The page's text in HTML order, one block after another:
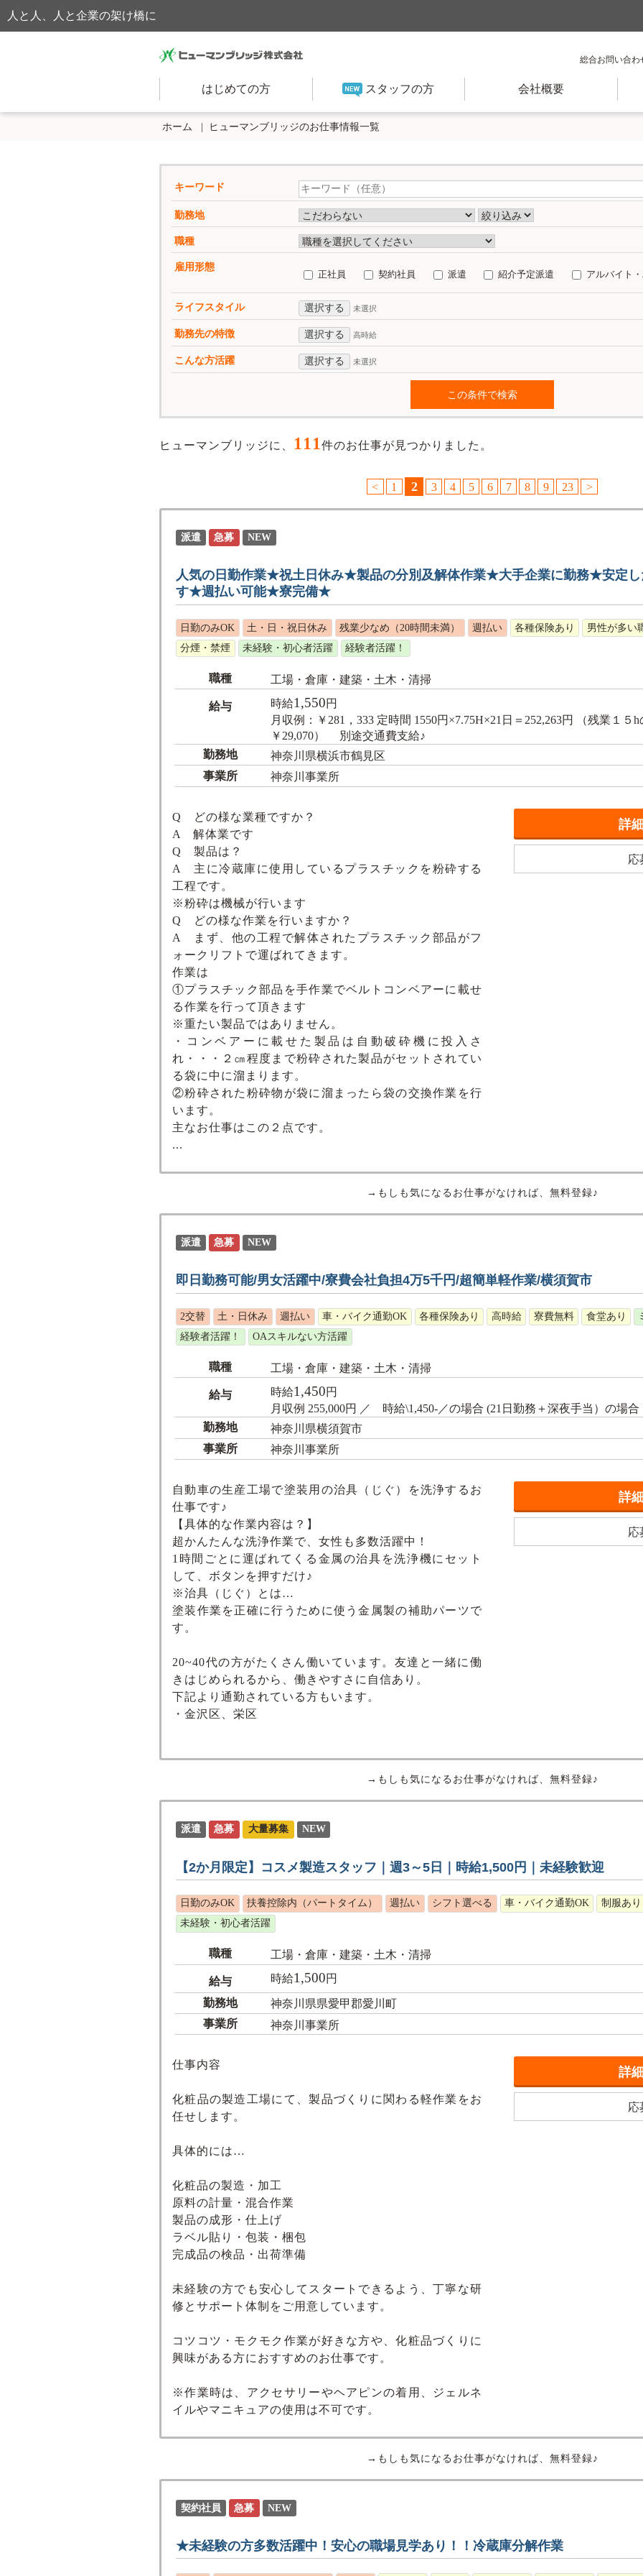
人と人、人と企業の架け橋に
総合お問い合わ
はじめての方 スタッフの方 会社概要
ホーム ヒューマンブリッジのお仕事情報一覧
キーワード
勤務地
職種
雇用形態
正社員 契約社員 派遣 紹介予定派遣 アルバイト
ライフスタイル 選択する 未選択
勤務先の特徴 選択する 高時給
こんな方活躍 選択する 未選択
ヒューマンブリッジに、 111件のお仕事が見つかりました。
< 1 2 3 4 5 6 7 8 9 23 >
派遣 急募 NEW
人気の日勤作業★祝土日休み★製品の分別及解体作業★大手企業に勤務★安定し
す★週払い可能★寮完備★
日勤のみOK 土・日・祝日休み 残業少なめ（20時間未満） 週払い 各種保険あり 男性が多い
分煙・禁煙
未経験・初心者活躍 経験者活躍！
職種 工場・倉庫・建築・土木・清掃
給与 時給1,550円
月収例：￥281，333 定時間 1550円×7.75H×21日＝252,263円 （残業１５h
￥29,070） 別途交通費支給♪
勤務地
神奈川県横浜市鶴見区
事業所
神奈川事業所
Q どの様な業種ですか？
A 解体業です
Q 製品は？
A 主に冷蔵庫に使用しているプラスチックを粉砕する
工程です。
※粉砕は機械が行います
Q どの様な作業を行いますか？
A まず、他の工程で解体されたプラスチック部品がフ
ォークリフトで運ばれてきます。
作業は
①プラスチック部品を手作業でベルトコンベアーに載せ
る作業を行って頂きます
※重たい製品ではありません。
・コンベアーに載せた製品は自動破砕機に投入さ
れ・・・２㎝程度まで粉砕された製品がセットされてい
る袋に中に溜まります。
②粉砕された粉砕物が袋に溜まったら袋の交換作業を行
います。
主なお仕事はこの２点です。
...
詳
応
→もしも気になるお仕事がなければ、無料登録♪
派遣 急募 NEW
即日勤務可能/男女活躍中/寮費会社負担4万5千円/超簡単軽作業/横須賀市
2交替 土・日休み 週払い 車・バイク通勤OK 各種保険あり 高時給 寮費無料 食堂あり
経験者活躍！
OAスキルない方活躍
職種 工場・倉庫・建築・土木・清掃
給与 時給1,450円
月収例 255,000円 ／ 時給\1,450-／の場合 (21日勤務＋深夜手当）の場合
勤務地
神奈川県横須賀市
事業所
神奈川事業所
自動車の生産工場で塗装用の治具（じぐ）を洗浄するお
仕事です♪
【具体的な作業内容は？】
超かんたんな洗浄作業で、女性も多数活躍中！
1時間ごとに運ばれてくる金属の治具を洗浄機にセット
して、ボタンを押すだけ♪
※治具（じぐ）とは…
塗装作業を正確に行うために使う金属製の補助パーツで
す。
20~40代の方がたくさん働いています。友達と一緒に働
きはじめられるから、働きやすさに自信あり。
下記より通勤されている方もいます。
・金沢区、栄区
詳
応
→もしも気になるお仕事がなければ、無料登録♪
派遣 急募 大量募集 NEW
【2か月限定】コスメ製造スタッフ｜週3～5日｜時給1,500円｜未経験歓迎
日勤のみOK 扶養控除内（パートタイム） 週払い シフト選べる 車・バイク通勤OK 制服あり
未経験・初心者活躍
職種 工場・倉庫・建築・土木・清掃
給与 時給1,500円
勤務地
神奈川県県愛甲郡愛川町
事業所
神奈川事業所
仕事内容
化粧品の製造工場にて、製品づくりに関わる軽作業をお
任せします。
具体的には…
化粧品の製造・加工
原料の計量・混合作業
製品の成形・仕上げ
ラベル貼り・包装・梱包
完成品の検品・出荷準備
未経験の方でも安心してスタートできるよう、丁寧な研
修とサポート体制をご用意しています。
コツコツ・モクモク作業が好きな方や、化粧品づくりに
興味がある方におすすめのお仕事です。
※作業時は、アクセサリーやヘアピンの着用、ジェルネ
イルやマニキュアの使用は不可です。
詳
応
→もしも気になるお仕事がなければ、無料登録♪
契約社員 急募 NEW
★未経験の方多数活躍中！安心の職場見学あり！！冷蔵庫分解作業